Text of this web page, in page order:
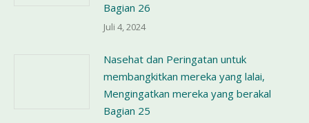
Bagian 26
Juli 4, 2024
Nasehat dan Peringatan untuk
membangkitkan mereka yang lalai,
Mengingatkan mereka yang berakal
Bagian 25